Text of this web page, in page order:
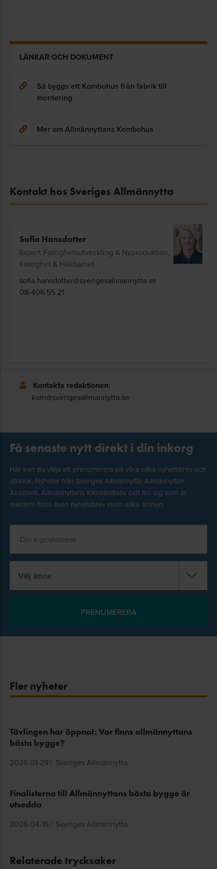
LÄNKAR OCH DOKUMENT
Så byggs ett Kombohus från fabrik till
montering
Mer om Allmännyttans Kombohus
Kontakt hos Sveriges Allmännytta
Sofia Hansdotter
Expert Fastighetsutveckling & Nyproduktion,
Fastighet & Hållbarhet
sofia.hansdotter@sverigesallmannytta.se
08-406 55 21
Kontakta redaktionen:
kom@sverigesallmannytta.se
Få senaste nytt direkt i din inkorg
Här kan du välja att prenumerera på våra olika nyhetsbrev och
utskick. Nyheter från Sveriges Allmännytta, Allmännyttan
Akademi, Allmännyttans Klimatinitiativ och för dig som är
medlem finns även nyhetsbrev inom olika ämnen.
Välj ämne
Fler nyheter
Tävlingen har öppnat: Var finns allmännyttans
bästa bygge?
2026-01-29 | Sveriges Allmännytta
Finalisterna till Allmännyttans bästa bygge är
utsedda
2026-04-16 | Sveriges Allmännytta
Relaterade trycksaker